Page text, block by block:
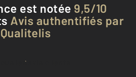
est notée 9,5/10
Avis authentifiés par
Qualitelis
tous les avis clients